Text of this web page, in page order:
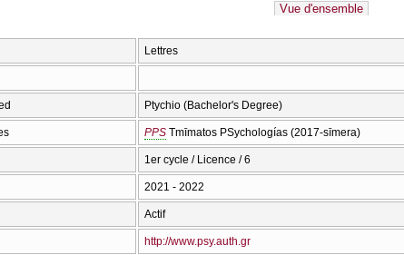
Vue d'ensemble
Lettres
Ptychio (Bachelor's Degree)
PPS Tmīmatos PSychologías (2017-sīmera)
1er cycle / Licence / 6
2021 - 2022
Actif
http://www.psy.auth.gr